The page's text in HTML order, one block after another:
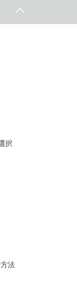
択
法